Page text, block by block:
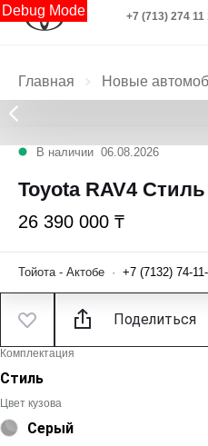
Debug Mode +7 (713) 274 11
Главная Новые
В наличии 06.08.2026
Toyota RAV4 Стиль
26 390 000 ₸
Тойота - Актобе · +7 (7132) 74-
Поделиться
Комплектация
Стиль
Цвет кузова
Серый